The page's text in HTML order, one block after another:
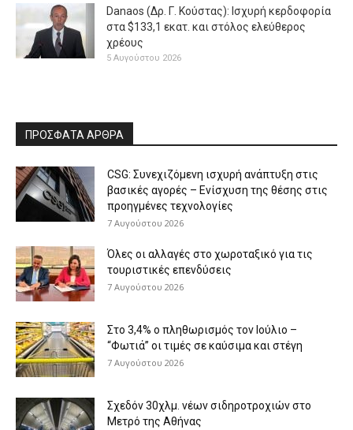
Danaos (Δρ. Γ. Κούστας): Ισχυρή κερδοφορία
στα $133,1 εκατ. και στόλος ελεύθερος
χρέους
5 Αυγούστου 2026
ΠΡΟΣΦΑΤΑ ΑΡΘΡΑ
CSG: Συνεχιζόμενη ισχυρή ανάπτυξη στις
βασικές αγορές – Ενίσχυση της θέσης στις
προηγμένες τεχνολογίες
7 Αυγούστου 2026
Όλες οι αλλαγές στο χωροταξικό για τις
τουριστικές επενδύσεις
7 Αυγούστου 2026
Στο 3,4% ο πληθωρισμός τον Ιούλιο –
“Φωτιά” οι τιμές σε καύσιμα και στέγη
7 Αυγούστου 2026
Σχεδόν 30χλμ. νέων σιδηροτροχιών στο
Μετρό της Αθήνας